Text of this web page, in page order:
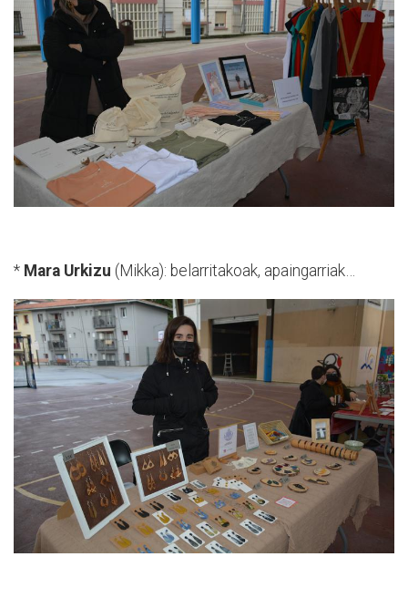
* Mara Urkizu (Mikka): belarritakoak, apaingarriak…